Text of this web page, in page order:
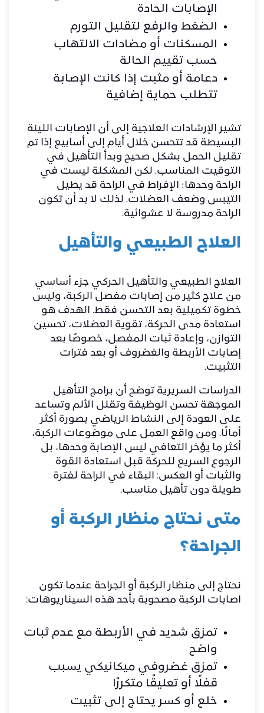
الإصابات الحادة
الضغط والرفع لتقليل التورم
المسكنات أو مضادات الالتهاب
حسب تقييم الحالة
دعامة أو مثبت إذا كانت الإصابة
تتطلب حماية إضافية
تشير الإرشادات العلاجية إلى أن الإصابات اللينة
البسيطة قد تتحسن خلال أيام إلى أسابيع إذا تم
تقليل الحمل بشكل صحيح وبدأ التأهيل في
التوقيت المناسب. لكن المشكلة ليست في
الراحة وحدها؛ الإفراط في الراحة قد يطيل
التيبس وضعف العضلات. لذلك لا بد أن تكون
الراحة مدروسة لا عشوائية.
العلاج الطبيعي والتأهيل
العلاج الطبيعي والتأهيل الحركي جزء أساسي
من علاج كثير من إصابات مفصل الركبة، وليس
خطوة تكميلية بعد التحسن فقط. الهدف هو
استعادة مدى الحركة، تقوية العضلات، تحسين
التوازن، وإعادة ثبات المفصل، خصوصًا بعد
إصابات الأربطة والغضروف أو بعد فترات
التثبيت.
الدراسات السريرية توضح أن برامج التأهيل
الموجهة تحسن الوظيفة وتقلل الألم وتساعد
على العودة إلى النشاط الرياضي بصورة أكثر
أمانًا. ومن واقع العمل على موضوعات الركبة،
أكثر ما يؤخر التعافي ليس الإصابة وحدها، بل
الرجوع السريع للحركة قبل استعادة القوة
والثبات أو العكس: البقاء في الراحة لفترة
طويلة دون تأهيل مناسب.
متى نحتاج منظار الركبة أو
الجراحة؟
نحتاج إلى منظار الركبة أو الجراحة عندما تكون
اصابات الركبة مصحوبة بأحد هذه السيناريوهات:
تمزق شديد في الأربطة مع عدم ثبات
واضح
تمزق غضروفي ميكانيكي يسبب
قفلًا أو تعليقًا متكررًا
خلع أو كسر يحتاج إلى تثبيت